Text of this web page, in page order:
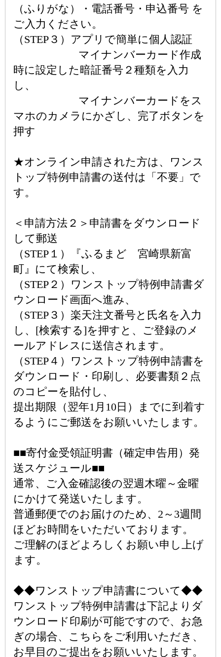
（ふりがな）・電話番号・申込番号 を
ご入力ください。
（STEP３）アプリで簡単に個人認証
マイナンバーカード作成
時に設定した暗証番号２種類を入力
し、
マイナンバーカードをス
マホのカメラにかざし、完了ボタンを
押す
★オンライン申請された方は、ワンス
トップ特例申請書の送付は「不要」で
す。
＜申請方法２＞申請書をダウンロード
して郵送
（STEP１）『ふるまど 宮崎県新富
町』にて検索し、
（STEP２）ワンストップ特例申請書ダ
ウンロード画面へ進み、
（STEP３）楽天注文番号と氏名を入力
し、[検索する]を押すと、ご登録のメ
ールアドレスに送信されます。
（STEP４）ワンストップ特例申請書を
ダウンロード・印刷し、必要書類２点
のコピーを貼付し、
提出期限（翌年1月10日）までに到着す
るようにご郵送をお願いいたします。
■■寄付金受領証明書（確定申告用）発
送スケジュール■■
通常、ご入金確認後の翌週木曜～金曜
にかけて発送いたします。
普通郵便でのお届けのため、2～3週間
ほどお時間をいただいております。
ご理解のほどよろしくお願い申し上げ
ます。
◆◆ワンストップ申請書について◆◆
ワンストップ特例申請書は下記よりダ
ウンロード印刷が可能ですので、お急
ぎの場合、こちらをご利用いただき、
お早目のご提出をお願いいたします。